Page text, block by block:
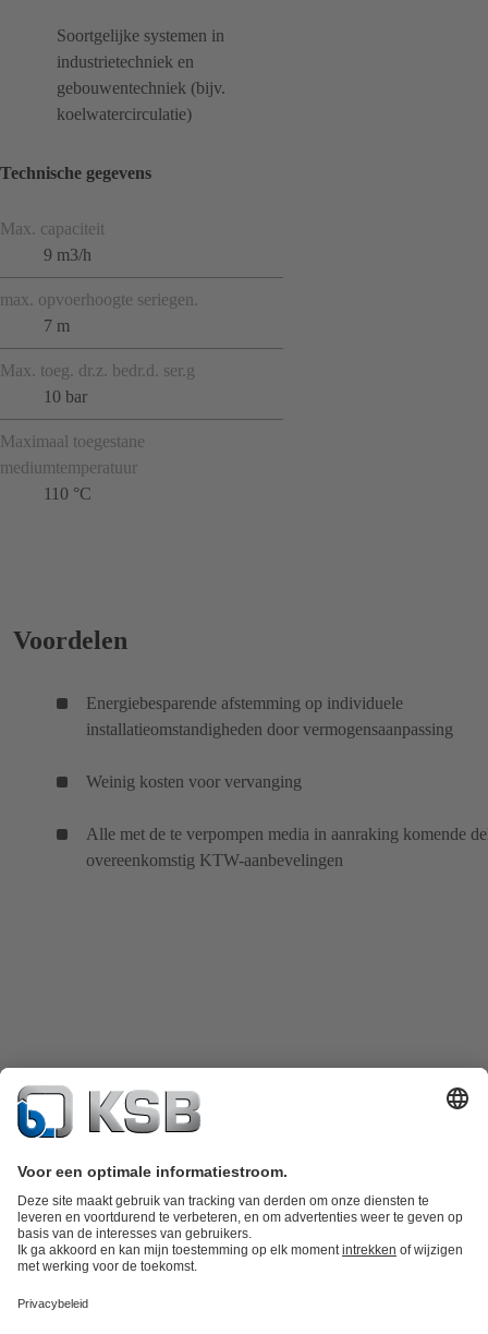
Soortgelijke systemen in
industrietechniek en
gebouwentechniek (bijv.
koelwatercirculatie)
Technische gegevens
Max. capaciteit
9 m3/h
max. opvoerhoogte seriegen.
7 m
Max. toeg. dr.z. bedr.d. ser.g
10 bar
Maximaal toegestane
mediumtemperatuur
110 °C
Voordelen
Energiebesparende afstemming op individuele
installatieomstandigheden door vermogensaanpassing
Weinig kosten voor vervanging
Alle met de te verpompen media in aanraking komende
overeenkomstig KTW-aanbevelingen